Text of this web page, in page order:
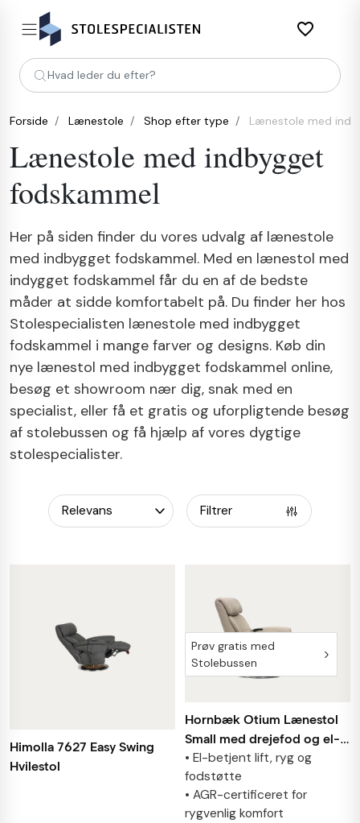
favorite_border
Hvad leder du efter?
Forside Lænestole Shop efter type Lænestole med
Lænestole med indbygget
fodskammel
Her på siden finder du vores udvalg af lænestole
med indbygget fodskammel. Med en lænestol med
indygget fodskammel får du en af de bedste
måder at sidde komfortabelt på. Du finder her hos
Stolespecialisten lænestole med indbygget
fodskammel i mange farver og designs. Køb din
nye lænestol med indbygget fodskammel online,
besøg et showroom nær dig, snak med en
specialist, eller få et gratis og uforpligtende besøg
af stolebussen og få hjælp af vores dygtige
stolespecialister.
Filtrer
Himolla 7627 Easy Swing
Hvilestol
Prøv gratis med
Stolebussen
Hornbæk Otium Lænestol
Small med drejefod og el-
betjent lift
• El-betjent lift, ryg og
fodstøtte
• AGR-certificeret for
rygvenlig komfort